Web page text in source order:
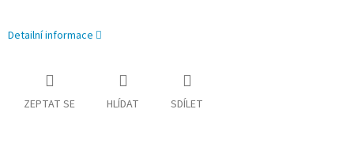
Detailní informace
ZEPTAT SE HLÍDAT SDÍLET